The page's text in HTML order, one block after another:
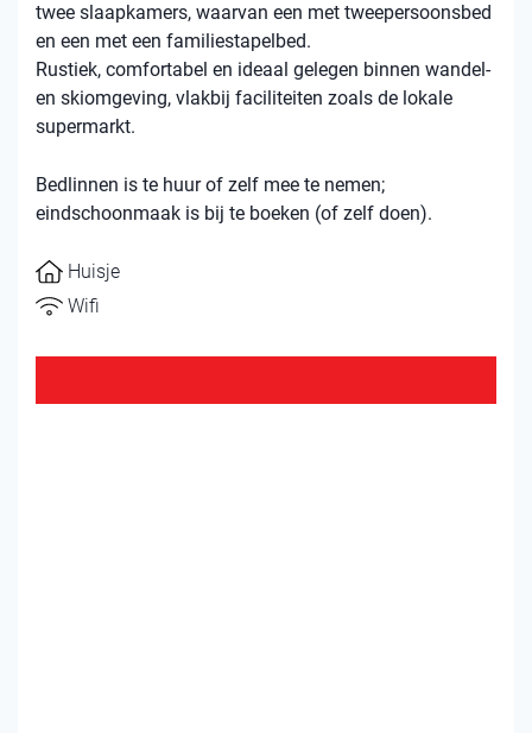
twee slaapkamers, waarvan een met tweepersoonsbed
en een met een familiestapelbed.
Rustiek, comfortabel en ideaal gelegen binnen wandel-
en skiomgeving, vlakbij faciliteiten zoals de lokale
supermarkt.
Bedlinnen is te huur of zelf mee te nemen;
eindschoonmaak is bij te boeken (of zelf doen).
Huisje
Wifi